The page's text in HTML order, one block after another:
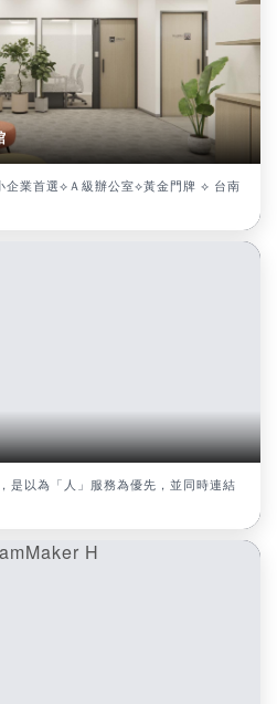
業首選⟡Ａ級辦公室⟡黃金門牌 ⟡ 台南
是以為「人」服務為優先，並同時連結